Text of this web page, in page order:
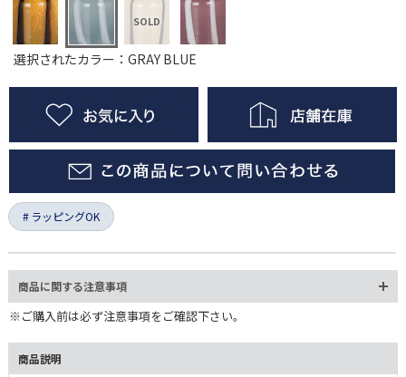
選択されたカラー：GRAY BLUE
ラッピングOK
商品に関する注意事項
※ご購入前は必ず注意事項をご確認下さい。
商品説明